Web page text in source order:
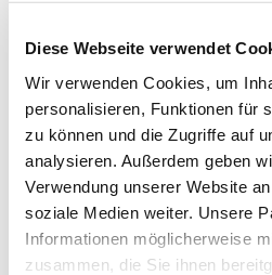
Diese Webseite verwendet
Wir verwenden Cookies, um
personalisieren, Funktionen für
zu können und die Zugriffe auf
analysieren. Außerdem geben
Verwendung unserer Website
soziale Medien weiter. Unsere
Informationen möglicherweise
zusammen, die Sie ihnen
dann auch noch zahlt?
Das musst du wohl den Hr. Herbert
in F2 aufgetaucht ist. Da war es mit
schon einfacher, seine inzwischen
aufrechtzuerhalten. Aber ich wusste es
Bergmüller nur Ärger gibt.
antworten